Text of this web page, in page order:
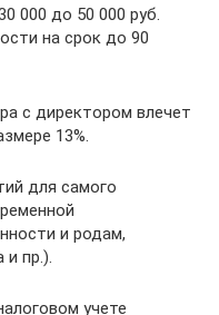
000 до 50 000 руб.
на срок до 90
с директором влечет
13%.
для самого
и родам,
и пр.).
учете